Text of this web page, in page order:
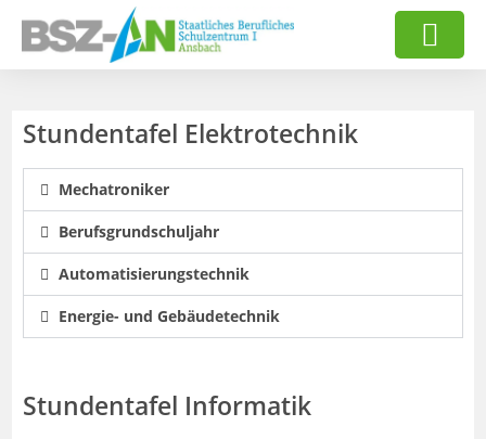
Stundentafel Elektrotechnik
Mechatroniker
Berufsgrundschuljahr
Automatisierungstechnik
Energie- und Gebäudetechnik
Stundentafel Informatik